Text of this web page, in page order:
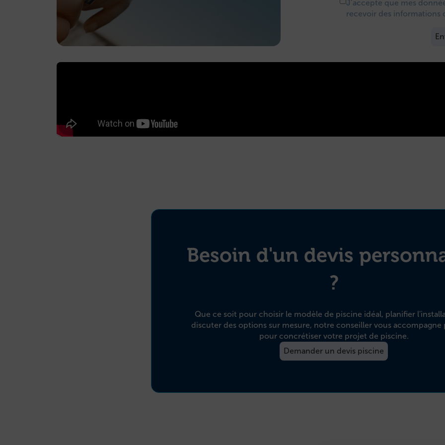
J’accepte que mes
recevoir des informations
Besoin d'un devis
?
Que ce soit pour choisir le modèle de piscine idéal, planifier
discuter des options sur mesure, notre conseiller vous accompagne
pour concrétiser votre projet de piscine.
Demander un devis piscine